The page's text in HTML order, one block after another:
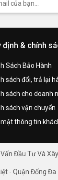
định & chính
Sách Bảo Hành
sách đổi, trả lại
sách cho doanh
sách vận chuyển
mật thông tin
Đầu Tư Và
- Quận Đống Đa